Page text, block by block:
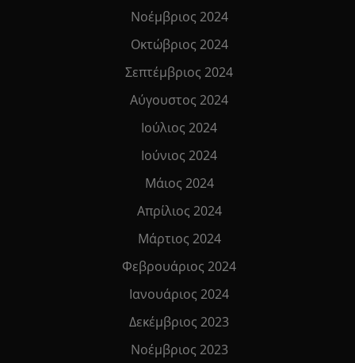
Νοέμβριος 2024
Οκτώβριος 2024
Σεπτέμβριος 2024
Αύγουστος 2024
Ιούλιος 2024
Ιούνιος 2024
Μάιος 2024
Απρίλιος 2024
Μάρτιος 2024
Φεβρουάριος 2024
Ιανουάριος 2024
Δεκέμβριος 2023
Νοέμβριος 2023